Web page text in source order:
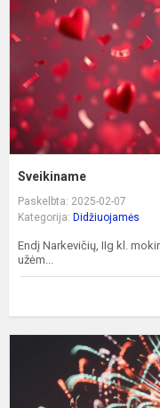
Sveikiname
Paskelbta: 2025-02-07
Kategorija: Didžiuojamės
Endį Narkevičių, IIg kl.
užėm...